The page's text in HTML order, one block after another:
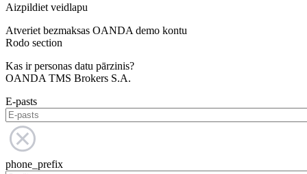
Aizpildiet veidlapu
Atveriet bezmaksas OANDA demo kontu
Rodo section
Kas ir personas datu pārzinis?
OANDA TMS Brokers S.A.
E-pasts
phone_prefix